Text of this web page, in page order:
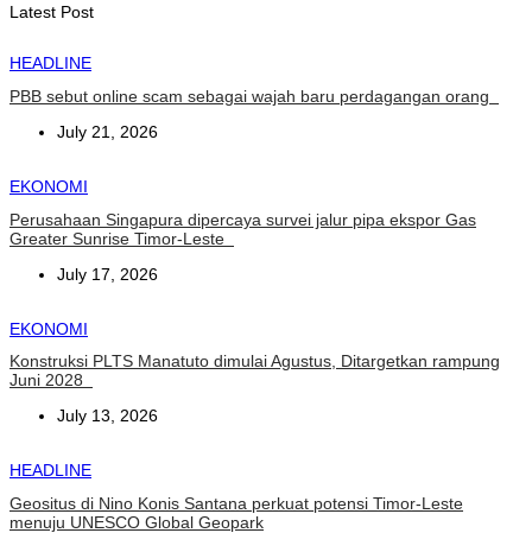
Latest Post
HEADLINE
PBB sebut online scam sebagai wajah baru perdagangan orang
July 21, 2026
EKONOMI
Perusahaan Singapura dipercaya survei jalur pipa ekspor Gas
Greater Sunrise Timor-Leste
July 17, 2026
EKONOMI
Konstruksi PLTS Manatuto dimulai Agustus, Ditargetkan rampung
Juni 2028
July 13, 2026
HEADLINE
Geositus di Nino Konis Santana perkuat potensi Timor-Leste
menuju UNESCO Global Geopark